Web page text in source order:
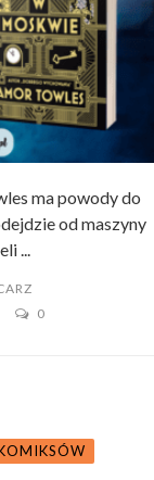
ma powody do
od maszyny
...
0